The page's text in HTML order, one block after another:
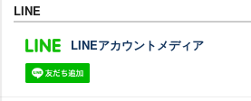
LINE
LINEアカウントメディア